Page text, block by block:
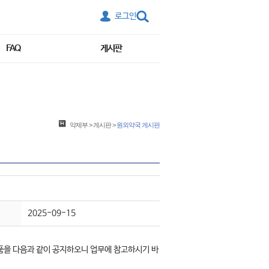
로그인
FAQ 게시판
약제부>게시판>원외약국 게시판
2025-09-15
다음과 같이 공지하오니 업무에 참고하시기 바